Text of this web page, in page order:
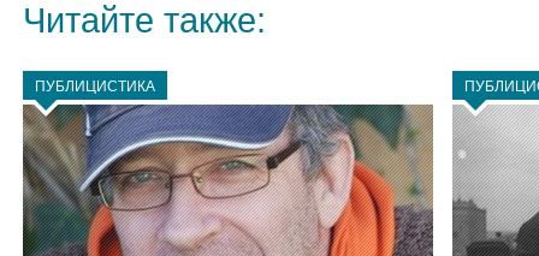
Читайте также:
ПУБЛИЦИСТИКА